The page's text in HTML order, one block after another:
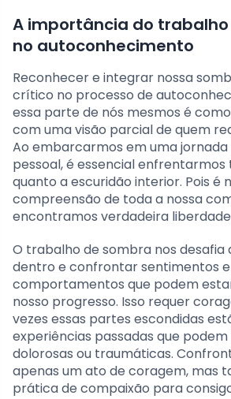
A importância do
no autoconhecimento
Reconhecer e integrar nossa
crítico no processo de
essa parte de nós mesmos é
com uma visão parcial de quem
Ao embarcarmos em uma
pessoal, é essencial enfrentarmos
quanto a escuridão interior. Pois é
compreensão de toda a nossa
encontramos verdadeira
O trabalho de sombra nos desafia
dentro e confrontar sentimentos e
comportamentos que podem
nosso progresso. Isso requer
vezes essas partes escondidas
experiências passadas que
dolorosas ou traumáticas.
apenas um ato de coragem, mas
prática de compaixão para